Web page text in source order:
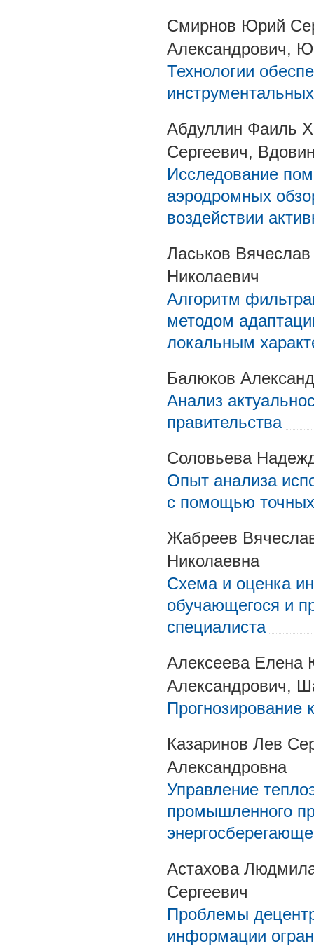
Смирнов Юрий
Александрович,
Технологии
Абдуллин Фаиль
Сергеевич,
Исследование
аэродромных
воздействии
Ласьков
Николаевич
Алгоритм
методом
локальным
Балюков
Анализ
правительства
Соловьева
Опыт анализа
с помощью
Жабреев
Николаевна
Схема и оценка
обучающегося и
специалиста
Алексеева Елена
Александрович,
Прогнозирование
Казаринов Лев
Александровна
Управление
промышленного
Астахова
Сергеевич
Проблемы
информации